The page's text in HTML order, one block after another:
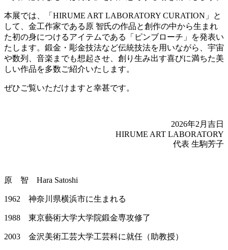
本展では、「HIRUME ART LABORATORY CURATION」と
して、金工作家である原 智氏の作品と創作の中から生まれ
た初の身につけるアイテムである「ピンブローチ」を発表い
たします。鍛金・彫金技法など伝統技法を用いながら、宇宙
や数列、音楽までも想起させ、創り生み出す喜びに満ちた美
しい作品を多数ご紹介いたします。
ぜひご覧いただけますと幸甚です。
2026年2月吉日
HIRUME ART LABORATORY
代表 生駒芳子
原 智 Hara Satoshi
1962 神奈川県横浜市に生まれる
1988 東京藝術大学大学院鍛金専攻修了
2003 金沢美術工芸大学工芸科に就任（助教授）